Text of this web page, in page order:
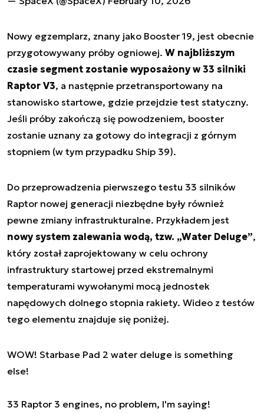
Nowy egzemplarz, znany jako Booster 19, jest obecnie
przygotowywany próby ogniowej. W najbliższym
czasie segment zostanie wyposażony w 33 silniki
Raptor V3, a następnie przetransportowany na
stanowisko startowe, gdzie przejdzie test statyczny.
Jeśli próby zakończą się powodzeniem, booster
zostanie uznany za gotowy do integracji z górnym
stopniem (w tym przypadku Ship 39).
Do przeprowadzenia pierwszego testu 33 silników
Raptor nowej generacji niezbędne były również
pewne zmiany infrastrukturalne. Przykładem jest
nowy system zalewania wodą, tzw. „Water Deluge”,
który został zaprojektowany w celu ochrony
infrastruktury startowej przed ekstremalnymi
temperaturami wywołanymi mocą jednostek
napędowych dolnego stopnia rakiety. Wideo z testów
tego elementu znajduje się poniżej.
WOW! Starbase Pad 2 water deluge is something
else!
33 Raptor 3 engines, no problem, I'm saying!